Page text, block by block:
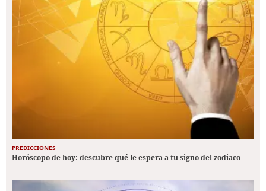
PREDICCIONES
Horóscopo de hoy: descubre qué le espera a tu signo del zodiaco